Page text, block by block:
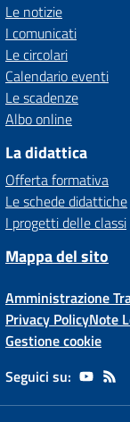
Le notizie
I comunicati
Le circolari
Calendario eventi
Le scadenze
Albo online
La didattica
Offerta formativa
Le schede didattiche
I progetti delle classi
Mappa del sito
Amministrazione
Privacy PolicyNote
Gestione cookie
Seguici su: